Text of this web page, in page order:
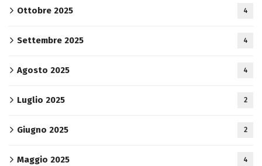
Ottobre 2025 4
Settembre 2025 4
Agosto 2025 4
Luglio 2025 2
Giugno 2025 2
Maggio 2025 4